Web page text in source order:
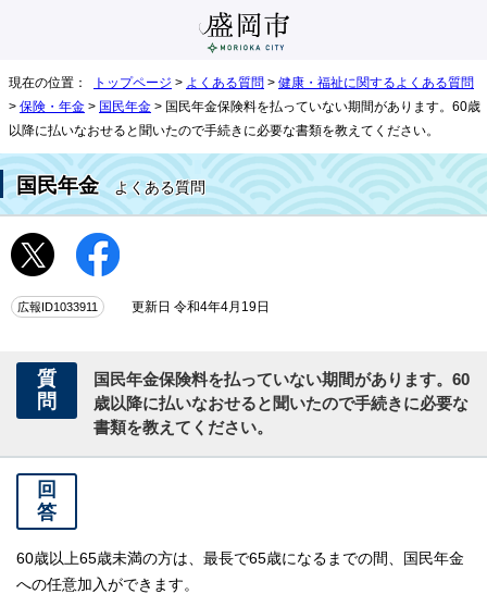
現在の位置： トップページ > よくある質問 > 健康・福祉に関するよくある質問
> 保険・年金 > 国民年金 > 国民年金保険料を払っていない期間があります。60歳
以降に払いなおせると聞いたので手続きに必要な書類を教えてください。
国民年金よくある質問
広報ID1033911 更新日 令和4年4月19日
質
問
国民年金保険料を払っていない期間があります。60
歳以降に払いなおせると聞いたので手続きに必要な
書類を教えてください。
回
答
60歳以上65歳未満の方は、最長で65歳になるまでの間、国民年金
への任意加入ができます。